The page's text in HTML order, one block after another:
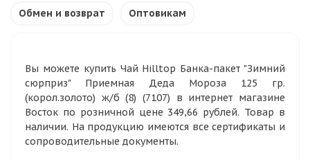
Обмен и возврат Оптовикам
Вы можете купить Чай Hilltop Банка-пакет "Зимний
сюрприз" Приемная Деда Мороза 125 гр.
(корол.золото) ж/б (8) (7107) в интернет магазине
Восток по розничной цене 349,66 рублей. Товар в
наличии. На продукцию имеются все сертификаты и
сопроводительные документы.